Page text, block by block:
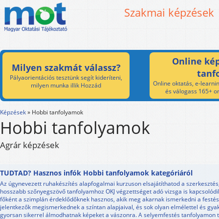
Szakmai képzések
Milyen szakmát válassz?
Pályaorientációs tesztünk segít kideríteni,
milyen munka illik Hozzád
Online
Online oktatás, e-
és válogass 165+
Képzések» Hobbi tanfolyamok
Hobbi tanfolyamok
Agrár képzések
TUDTAD? Hasznos infók Hobbi tanfolyamok kategóriáról
Az úgynevezett ruhakészítés alapfogalmai kurzuson elsajátíthatod a
hosszabb szőnyegszövő tanfolyamhoz OKJ végzettséget adó vizsga is
főként a szimplán érdeklődőknek hasznos, akik meg akarnak ismerkedni a
jelentkezők megismerkednek a színtan alapjaival, és sok olyan elmélettel és
gyorsan sikerrel álmodhatnak képeket a vászonra. A selyemfestés tanfolyamon